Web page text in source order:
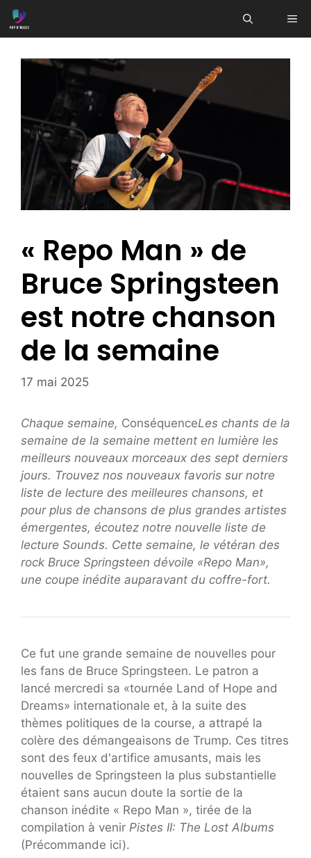
Aller
au
« Repo Man » de
Bruce Springsteen
est notre chanson
de la semaine
17 mai 2025
Chaque semaine, ConséquenceLes chants de la
semaine de la semaine mettent en lumière les
meilleurs nouveaux morceaux des sept derniers
jours. Trouvez nos nouveaux favoris sur notre
liste de lecture des meilleures chansons, et
pour plus de chansons de plus grandes artistes
émergentes, écoutez notre nouvelle liste de
lecture Sounds. Cette semaine, le vétéran des
rock Bruce Springsteen dévoile «Repo Man»,
une coupe inédite auparavant du coffre-fort.
Ce fut une grande semaine de nouvelles pour
les fans de Bruce Springsteen. Le patron a
lancé mercredi sa «tournée Land of Hope and
Dreams» internationale et, à la suite des
thèmes politiques de la course, a attrapé la
colère des démangeaisons de Trump. Ces titres
sont des feux d'artifice amusants, mais les
nouvelles de Springsteen la plus substantielle
étaient sans aucun doute la sortie de la
chanson inédite « Repo Man », tirée de la
compilation à venir Pistes II: The Lost Albums
(Précommande ici).